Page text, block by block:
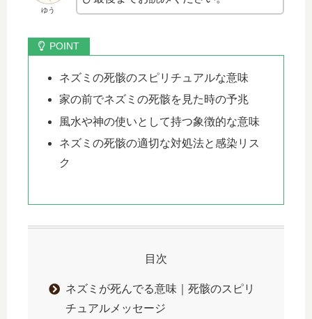
ゆう
ネズミの死骸のスピリチュアルな意味
家の前でネズミの死骸を見た時の予兆
風水や神の使いとして持つ象徴的な意味
ネズミの死骸の適切な対処法と感染リス
ク
目次
ネズミが死んでる意味｜死骸のスピリ
チュアルメッセージ